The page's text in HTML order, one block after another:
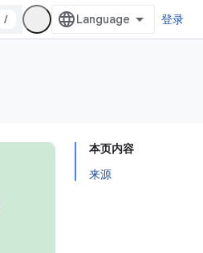
/ 登录
本页内容
来源